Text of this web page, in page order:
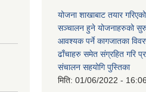
योजना शाखाबाट तयार
सञ्चालन हुने योजनाहरुको
आवश्यक पर्ने कागजातका
ढाँचाहरु समेत संग्रहित गरि
संचालन सहयोगि पुस्तिका
मिति: 01/06/2022 - 16:06